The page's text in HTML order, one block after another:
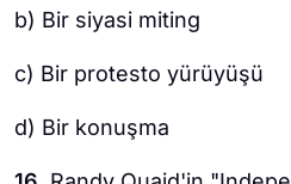
b) Bir siyasi miting
c) Bir protesto yürüyüşü
d) Bir konuşma